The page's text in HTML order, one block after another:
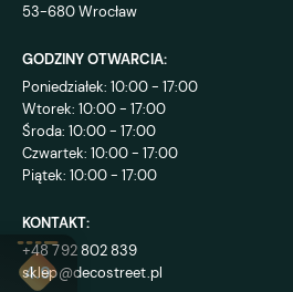
53-680 Wrocław
GODZINY OTWARCIA:
Poniedziałek: 10:00 - 17:00
Wtorek: 10:00 - 17:00
Środa: 10:00 - 17:00
Czwartek: 10:00 - 17:00
Piątek: 10:00 - 17:00
KONTAKT:
+48 792 802 839
sklep@decostreet.pl
4.9